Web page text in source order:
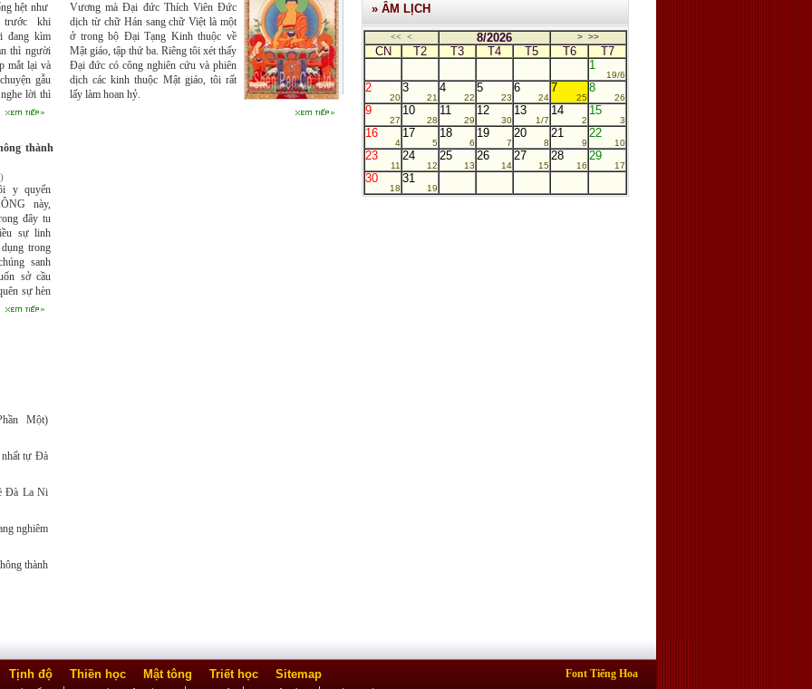
hệt như
khi
đang kìm
thì người
mắt lại và
gẫu
lời thì
thông
Vương mà Ðại đức Thích Viên Ðức
dịch từ chữ Hán sang chữ Việt là một
ở trong bộ Ðại Tạng Kinh thuộc về
Mật giáo, tập thứ ba. Riêng tôi xét thấy
Ðại đức có công nghiên cứu và phiên
dịch các kinh thuộc Mật giáo, tôi rất
lấy làm hoan hỷ.
thành
y quyển
này,
đây tu
sự linh
trong
sanh
sở cầu
sự hèn
dịch
Một)
tự Đà
Đà La Ni
nghiêm
thành
» ÂM LỊCH
<< < 8/2026 > >>
CN T2 T3 T4 T5 T6
T7
1
19/6
2
20
3
21
4
22
5
23
6
24
7
25
8
26
9
27
10
28
11
29
12
30
13
1/7
14
2
15
3
16
4
17
5
18
6
19
7
20
8
21
9
22
10
23
11
24
12
25
13
26
14
27
15
28
16
29
17
30
18
31
19
Tịnh độ Thiền học Mật tông Triết học Sitemap Font Tiếng Hoa